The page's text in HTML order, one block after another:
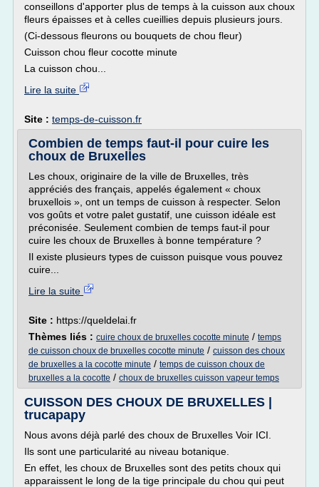
conseillons d'apporter plus de temps à la cuisson aux choux
fleurs épaisses et à celles cueillies depuis plusieurs jours.
(Ci-dessous fleurons ou bouquets de chou fleur)
Cuisson chou fleur cocotte minute
La cuisson chou...
Lire la suite
Site : temps-de-cuisson.fr
Combien de temps faut-il pour cuire les
choux de Bruxelles
Les choux, originaire de la ville de Bruxelles, très
appréciés des français, appelés également « choux
bruxellois », ont un temps de cuisson à respecter. Selon
vos goûts et votre palet gustatif, une cuisson idéale est
préconisée. Seulement combien de temps faut-il pour
cuire les choux de Bruxelles à bonne température ?
Il existe plusieurs types de cuisson puisque vous pouvez
cuire...
Lire la suite
Site : https://queldelai.fr
Thèmes liés : cuire choux de bruxelles cocotte minute / temps
de cuisson choux de bruxelles cocotte minute / cuisson des choux
de bruxelles a la cocotte minute / temps de cuisson choux de
bruxelles a la cocotte / choux de bruxelles cuisson vapeur temps
CUISSON DES CHOUX DE BRUXELLES |
trucapapy
Nous avons déjà parlé des choux de Bruxelles Voir ICI.
Ils sont une particularité au niveau botanique.
En effet, les choux de Bruxelles sont des petits choux qui
apparaissent le long de la tige principale du chou qui peut